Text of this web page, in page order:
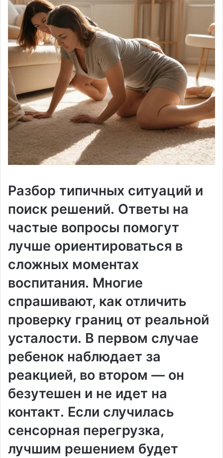
Разбор типичных ситуаций и
поиск решений․ Ответы на
частые вопросы помогут
лучше ориентироваться в
сложных моментах
воспитания․ Многие
спрашивают, как отличить
проверку границ от реальной
усталости․ В первом случае
ребенок наблюдает за
реакцией, во втором — он
безутешен и не идет на
контакт․ Если случилась
сенсорная перегрузка,
лучшим решением будет